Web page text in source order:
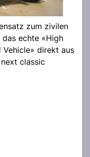
zum zivilen
das echte «High
direkt aus
classic